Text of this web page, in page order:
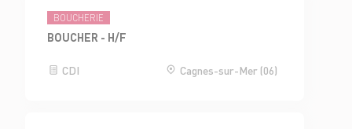
BOUCHERIE
BOUCHER - H/F
CDI Cagnes-sur-Mer (06)